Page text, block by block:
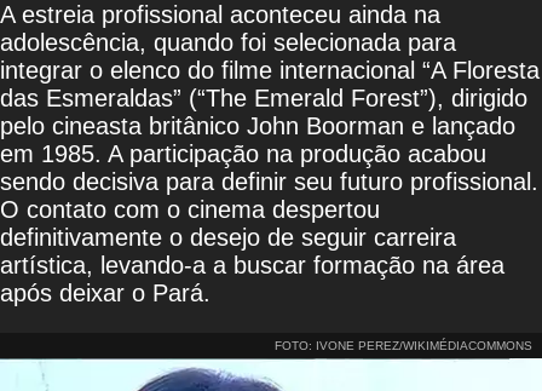
A estreia profissional aconteceu ainda na
adolescência, quando foi selecionada para
integrar o elenco do filme internacional “A Floresta
das Esmeraldas” (“The Emerald Forest”), dirigido
pelo cineasta britânico John Boorman e lançado
em 1985. A participação na produção acabou
sendo decisiva para definir seu futuro profissional.
O contato com o cinema despertou
definitivamente o desejo de seguir carreira
artística, levando-a a buscar formação na área
após deixar o Pará.
FOTO: IVONE PEREZ/WIKIMÉDIACOMMONS